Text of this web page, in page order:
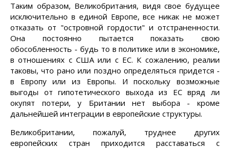
Таким образом, Великобритания, видя свое будущее
исключительно в единой Европе, все никак не может
отказать от "островной гордости" и отстраненности.
Она постоянно пытается показать свою
обособленность - будь то в политике или в экономике,
в отношениях с США или с ЕС. К сожалению, реалии
таковы, что рано или поздно определяться придется -
в Европу или из Европы. И поскольку возможные
выгоды от гипотетического выхода из ЕС вряд ли
окупят потери, у Британии нет выбора - кроме
дальнейшей интеграции в европейские структуры.
Великобритании, пожалуй, труднее других
европейских стран приходится расставаться с